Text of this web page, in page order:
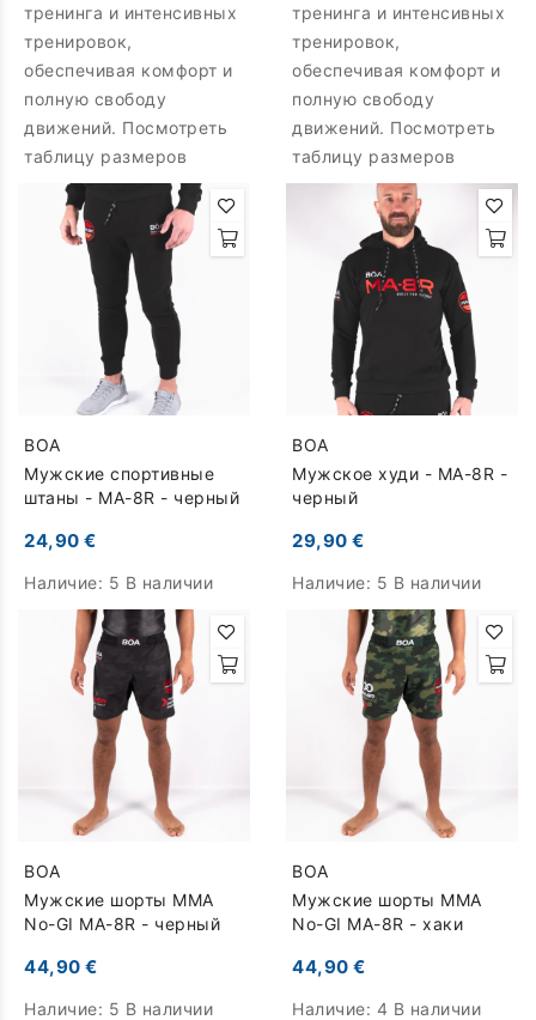
тренинга и интенсивных
тренировок,
обеспечивая комфорт и
полную свободу
движений. Посмотреть
таблицу размеров
тренинга и интенсивных
тренировок,
обеспечивая комфорт и
полную свободу
движений. Посмотреть
таблицу размеров
BOA
Мужские спортивные
штаны - MA-8R - черный
24,90 €
Наличие: 5 В наличии
BOA
Мужское худи - MA-8R -
черный
29,90 €
Наличие: 5 В наличии
BOA
Мужские шорты MMA
No-GI MA-8R - черный
44,90 €
Наличие: 5 В наличии
BOA
Мужские шорты MMA
No-GI MA-8R - хаки
44,90 €
Наличие: 4 В наличии